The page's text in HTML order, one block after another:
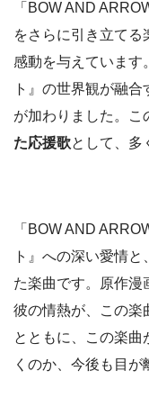
「BOW AND
をさらに引き立てる
感動を与えています
ト』の世界観が融
が加わりました。こ
た応援歌として、多
「BOW AND
ト』への深い愛情
た楽曲です。原作漫
彼の情熱が、この楽
とともに、この楽曲
くのか、今後も目が